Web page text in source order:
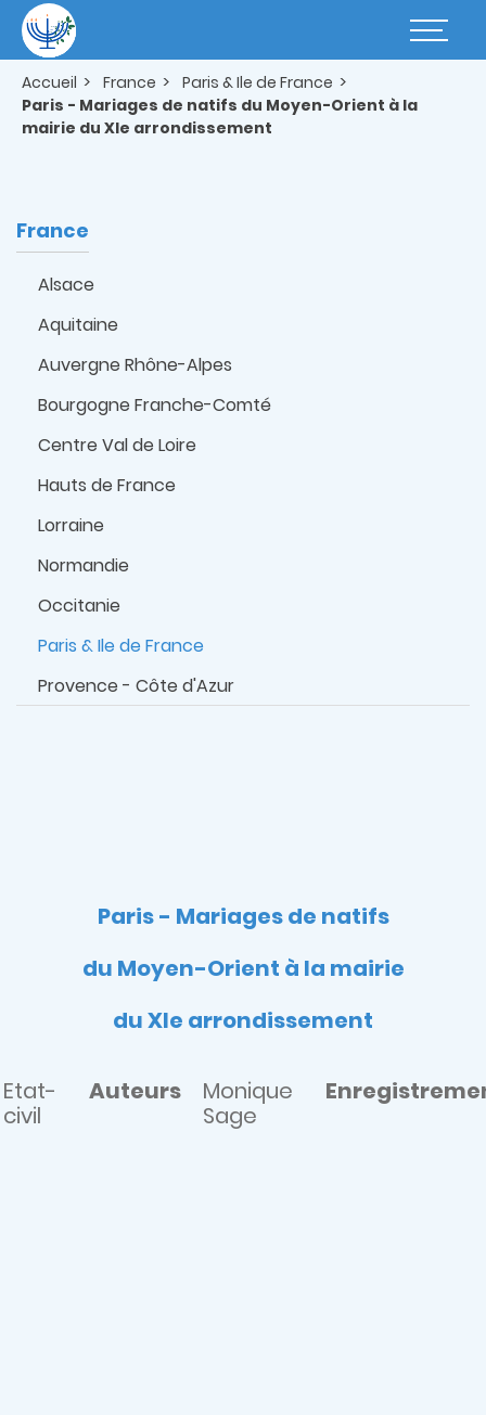
contenu
principal
Basculer
Accueil France
Paris & Ile de France
Paris - Mariages de natifs du Moyen-Orient à la
mairie du XIe arrondissement
France
Alsace
Aquitaine
Auvergne Rhône-Alpes
Bourgogne Franche-Comté
Centre Val de Loire
Hauts de France
Lorraine
Normandie
Occitanie
Paris & Ile de France
Provence - Côte d'Azur
Paris - Mariages de natifs
du Moyen-Orient à la mairie
du XIe arrondissement
Etat-
civil
Auteurs
Monique
Sage